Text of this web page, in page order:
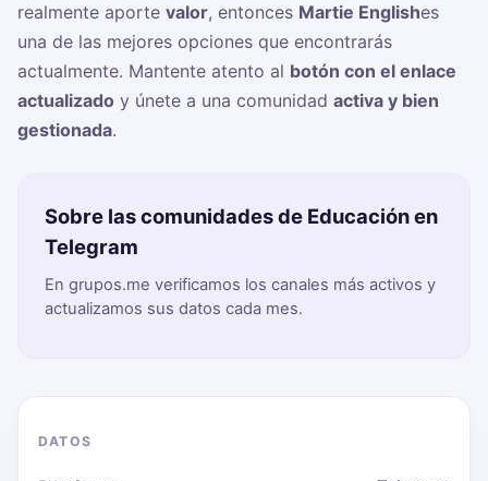
realmente aporte valor, entonces Martie Englishes
una de las mejores opciones que encontrarás
actualmente. Mantente atento al botón con el enlace
actualizado y únete a una comunidad activa y bien
gestionada.
Sobre las comunidades de Educación en
Telegram
En grupos.me verificamos los canales más activos y
actualizamos sus datos cada mes.
DATOS